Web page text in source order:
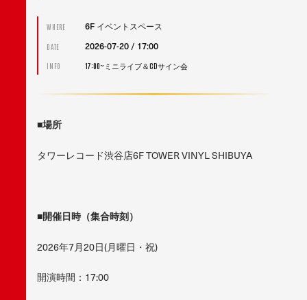
WHERE 6F イベントスペース
DATE 2026-07-20 / 17:00
INFO 17:00~ミニライブ＆CDサイン会
■場所
タワーレコード渋谷店6F TOWER VINYL SHIBUYA
■開催日時（集合時刻）
2026年7月20日(月曜日・祝)
開演時間：17:00